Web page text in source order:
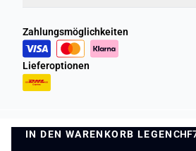
IN DEN WARENKORB LEGEN
IN DEN WARENKORB
Zahlungsmöglichkeiten
Lieferoptionen
Datenschutzrichtlinie